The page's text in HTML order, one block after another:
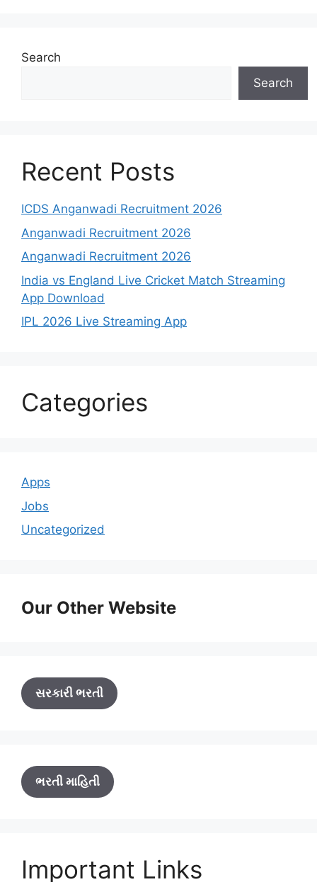
Search
Search
Recent Posts
ICDS Anganwadi Recruitment 2026
Anganwadi Recruitment 2026
Anganwadi Recruitment 2026
India vs England Live Cricket Match Streaming
App Download
IPL 2026 Live Streaming App
Categories
Apps
Jobs
Uncategorized
Our Other Website
સરકારી ભરતી
ભરતી માહિતી
Important Links